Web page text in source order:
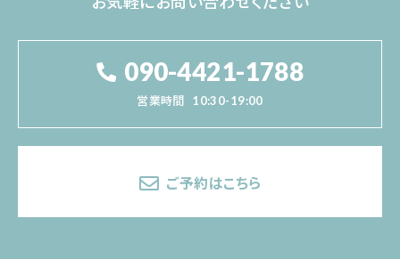
090-4421-1788
営業時間 10:30-19:00
ご予約はこちら